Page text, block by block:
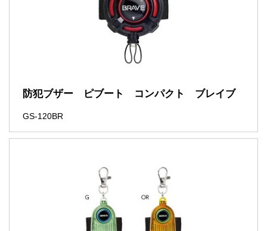
防犯ブザー ピブート コンパクト ブレイブ
GS-120BR